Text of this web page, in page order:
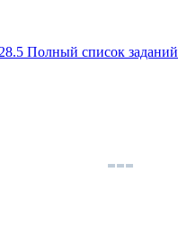
28.5 Полный список заданий